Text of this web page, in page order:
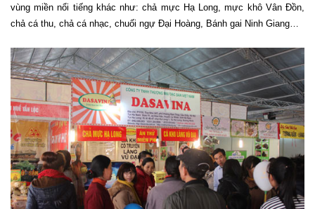
vùng miền nổi tiếng khác như: chả mực Hạ Long, mực khô Vân Đồn,
chả cá thu, chả cá nhạc, chuối ngự Đại Hoàng, Bánh gai Ninh Giang…